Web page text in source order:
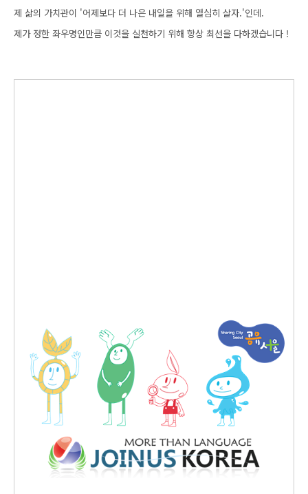
제 삶의 가치관이 '어제보다 더 나은 내일을 위해 열심히 살자.'인데.
제가 정한 좌우명인만큼 이것을 실천하기 위해 항상 최선을 다하겠습니다 !